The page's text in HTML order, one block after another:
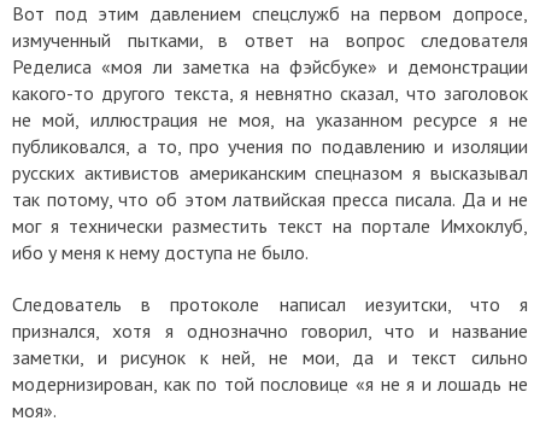
Вот под этим давлением спецслужб на первом допросе,
измученный пытками, в ответ на вопрос следователя
Ределиса «моя ли заметка на фэйсбуке» и демонстрации
какого-то другого текста, я невнятно сказал, что заголовок
не мой, иллюстрация не моя, на указанном ресурсе я не
публиковался, а то, про учения по подавлению и изоляции
русских активистов американским спецназом я высказывал
так потому, что об этом латвийская пресса писала. Да и не
мог я технически разместить текст на портале Имхоклуб,
ибо у меня к нему доступа не было.
Следователь в протоколе написал иезуитски, что я
признался, хотя я однозначно говорил, что и название
заметки, и рисунок к ней, не мои, да и текст сильно
модернизирован, как по той пословице «я не я и лошадь не
моя».